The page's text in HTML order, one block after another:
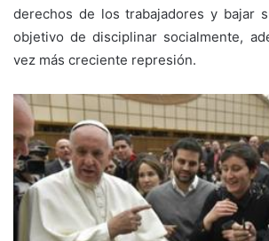
derechos de los trabajadores y bajar
objetivo de disciplinar socialmente,
vez más creciente represión.